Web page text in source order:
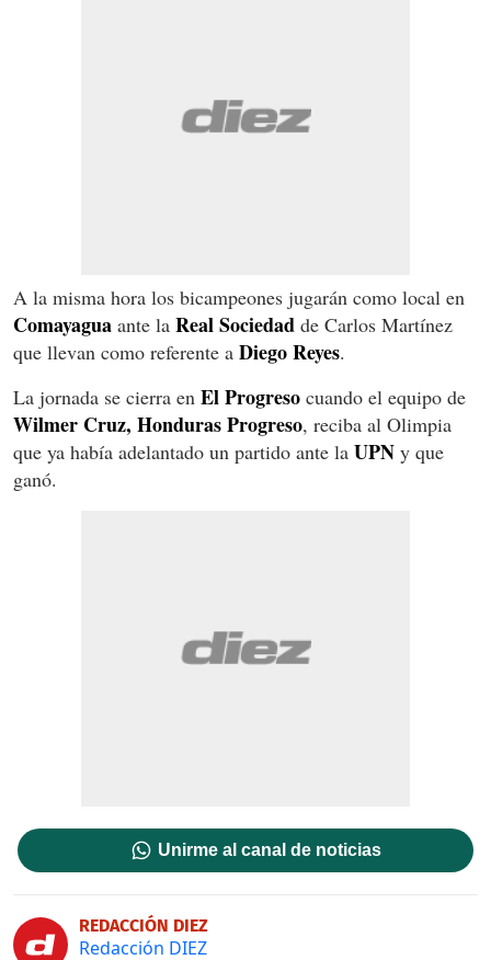
A la misma hora los bicampeones jugarán como local en
Comayagua ante la Real Sociedad de Carlos Martínez
que llevan como referente a Diego Reyes.
La jornada se cierra en El Progreso cuando el equipo de
Wilmer Cruz, Honduras Progreso, reciba al Olimpia
que ya había adelantado un partido ante la UPN y que
ganó.
Unirme al canal de noticias
REDACCIÓN DIEZ
Redacción DIEZ